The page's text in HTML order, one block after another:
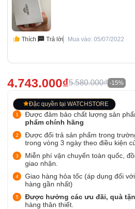
Thích Trả lời Mua vào: 05/07/2022
4.743.000₫5.580.000₫ -15%
Đặc quyền tại WATCHSTORE
Được đảm bảo chất lượng sản
phẩm chính hãng
Được đổi trả sản phẩm trong
trong vòng 3 ngày theo điều kiện
Miễn phí vận chuyển toàn quốc,
giao nhận.
Giao hàng hỏa tốc (áp dụng đối
hàng gần nhất)
Được hưởng các ưu đãi, quà
hàng thân thiết.